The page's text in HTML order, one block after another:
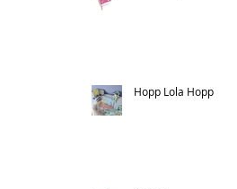
Hopp Lola Hopp